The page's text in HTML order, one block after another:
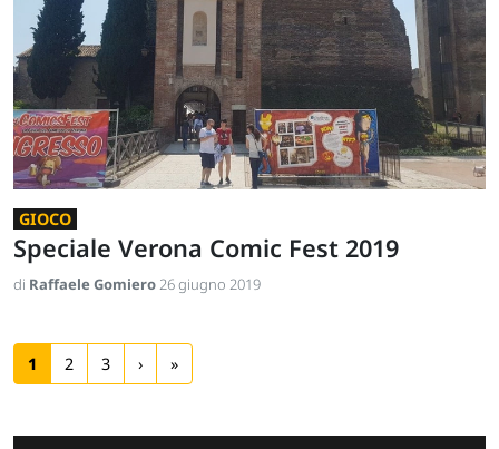
GIOCO
Speciale Verona Comic Fest 2019
di Raffaele Gomiero26 giugno 2019
1 2 3 › »